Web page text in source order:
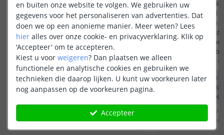
Hoe lang zal een led 3w 24v branden?
Door Pauwels op maandag 6 januari 2025
De batterij is niet waterdicht, u kunt wel
een batterij in een dribox plaatsen
zodat de batterij droog ligt. Qua tijd van
het branden ligt het aan de lengte en
kleur ledstrip die u hieraan koppelt.
Normaliter zou de batterij 6 tot 8 uur
mee moeten gaan.
Door Danielle op donderdag 13 februari 2025
een soort
wordt dan de kabel
onderbroken en de
verbonden. Kan
de meegeleverde
is het beter om de
maand even leeg te
laden?
Door vrijdag 8
In deze specifieke
waarschijnlijk
opteren voor
kunt voor
batterij
om te kunnen
Door Levi op vrijdag 8
en buiten onze website te volgen. We gebruiken uw
gegevens voor het personaliseren van advertenties. Dat
doen we op een anonieme manier. Meer weten? Lees
hier alles over onze cookie- en privacyverklaring. Klik op
'Accepteer' om te accepteren.
Kiest u voor weigeren? Dan plaatsen we alleen
functionele en analytische cookies en gebruiken we
technieken die daarop lijken. U kunt uw voorkeuren later
nog aanpassen op de voorkeuren pagina.
Accepteer